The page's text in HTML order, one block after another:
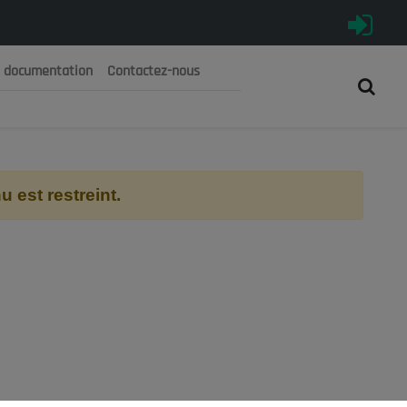
الجزائرية الديمقراطية الشعبية
documentation Contactez-nous
est restreint.